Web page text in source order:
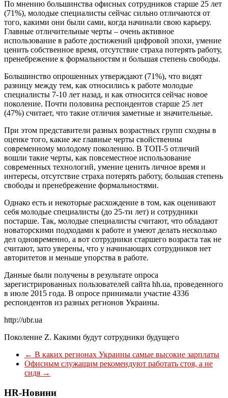
По мнению большинства офисных сотрудников старше 25 лет
(71%), молодые специалисты сейчас сильно отличаются от
того, какими они были сами, когда начинали свою карьеру.
Главные отличительные черты – очень активное
использование в работе достижений цифровой эпохи, умение
ценить собственное время, отсутствие страха потерять работу,
пренебрежение к формальностям и большая степень свободы.
Большинство опрошенных утверждают (71%), что видят
разницу между тем, как относились к работе молодые
специалисты 7-10 лет назад, и как относится сейчас новое
поколение. Почти половина респондентов старше 25 лет
(47%) считает, что такие отличия заметные и значительные.
При этом представители разных возрастных групп сходны в
оценке того, какие же главные черты свойственны
современному молодому поколению. В ТОП-5 отличий
вошли такие черты, как повсеместное использование
современных технологий, умение ценить личное время и
интересы, отсутствие страха потерять работу, большая степень
свободы и пренебрежение формальностями.
Однако есть и некоторые расхождение в том, как оценивают
себя молодые специалисты (до 25-ти лет) и сотрудники
постарше. Так, молодые специалисты считают, что обладают
новаторскими подходами к работе и умеют делать несколько
дел одновременно, а вот сотрудники старшего возраста так не
считают, зато уверены, что у начинающих сотрудников нет
авторитетов и меньше упорства в работе.
Данные были получены в результате опроса
зарегистрированных пользователей сайта hh.ua, проведенного
в июле 2015 года. В опросе принимали участие 4336
респондентов из разных регионов Украины.
http://ubr.ua
Поколение Z. Какими будут сотрудники будущего
← В каких регионах Украины самые высокие зарплаты
Офисным служащим рекомендуют работать стоя, а не
сидя →
HR-Новини